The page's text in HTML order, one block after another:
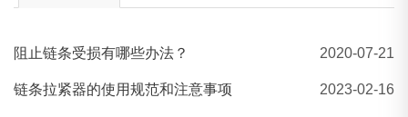
环形扁平吊装带 EB-B扁平吊装带
阻止链条受损有哪些办法？ 2020-07-21
链条拉紧器的使用规范和注意事项 2023-02-16